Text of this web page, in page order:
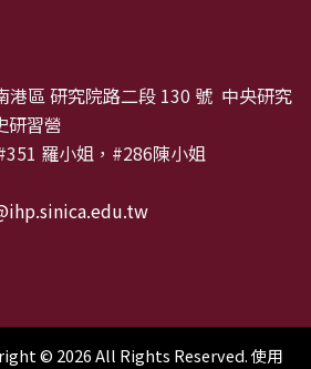
港區 研究院路二段 130 號 中央研究
研習營
羅小姐，#286陳小姐
© 2026 All Rights Reserved.使用